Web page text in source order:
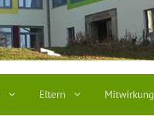
Eltern Mitwirkung